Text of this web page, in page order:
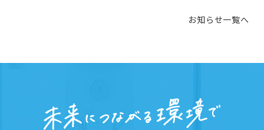
お知らせ一覧へ